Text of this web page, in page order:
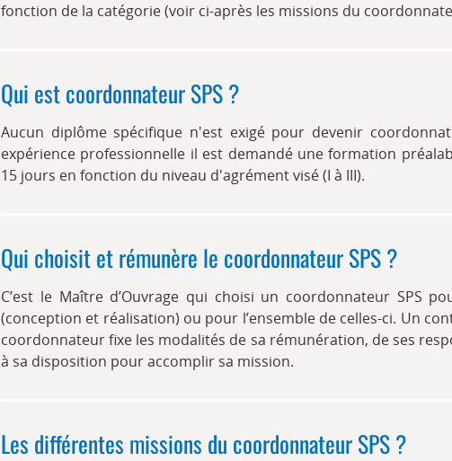
fonction de la catégorie (voir ci-après les missions du
Qui est coordonnateur SPS ?
Aucun diplôme spécifique n'est exigé pour devenir
expérience professionnelle il est demandé une formation
15 jours en fonction du niveau d'agrément visé (I à III).
Qui choisit et rémunère le coordonnateur SPS ?
C’est le Maître d’Ouvrage qui choisi un coordonnateur SPS
(conception et réalisation) ou pour l’ensemble de celles-ci. Un
coordonnateur fixe les modalités de sa rémunération, de ses
à sa disposition pour accomplir sa mission.
Les différentes missions du coordonnateur SPS ?